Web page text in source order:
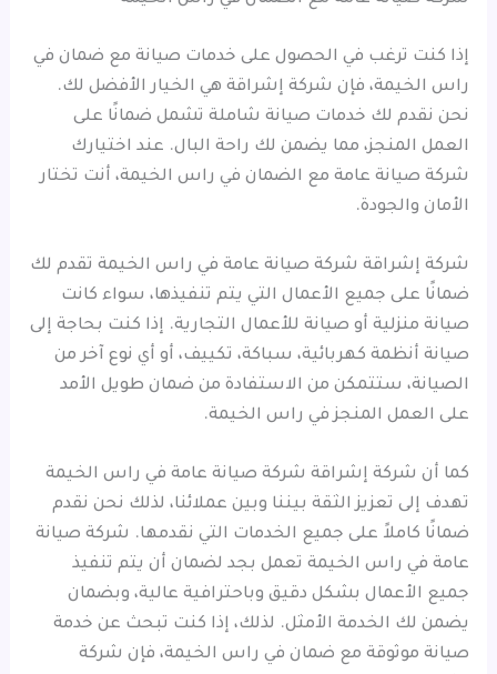
إذا كنت ترغب في الحصول على خدمات صيانة مع ضمان في
راس الخيمة، فإن شركة إشراقة هي الخيار الأفضل لك.
نحن نقدم لك خدمات صيانة شاملة تشمل ضمانًا على
العمل المنجز، مما يضمن لك راحة البال. عند اختيارك
شركة صيانة عامة مع الضمان في راس الخيمة، أنت تختار
الأمان والجودة.
شركة إشراقة شركة صيانة عامة في راس الخيمة تقدم لك
ضمانًا على جميع الأعمال التي يتم تنفيذها، سواء كانت
صيانة منزلية أو صيانة للأعمال التجارية. إذا كنت بحاجة إلى
صيانة أنظمة كهربائية، سباكة، تكييف، أو أي نوع آخر من
الصيانة، ستتمكن من الاستفادة من ضمان طويل الأمد
على العمل المنجز في راس الخيمة.
كما أن شركة إشراقة شركة صيانة عامة في راس الخيمة
تهدف إلى تعزيز الثقة بيننا وبين عملائنا، لذلك نحن نقدم
ضمانًا كاملاً على جميع الخدمات التي نقدمها. شركة صيانة
عامة في راس الخيمة تعمل بجد لضمان أن يتم تنفيذ
جميع الأعمال بشكل دقيق وباحترافية عالية، وبضمان
يضمن لك الخدمة الأمثل. لذلك، إذا كنت تبحث عن خدمة
صيانة موثوقة مع ضمان في راس الخيمة، فإن شركة